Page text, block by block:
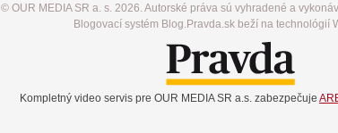
© OUR MEDIA SR a. s. 2026. Autorské práva sú vyhradené a
Blogovací systém Blog.Pravda.sk beží na technológií
Kompletný video servis pre OUR MEDIA SR a.s. zabezpečuje